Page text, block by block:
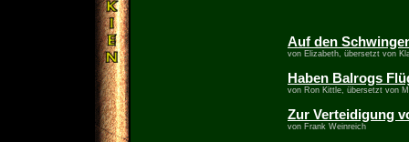
Auf den
von Elizabeth, übersetzt von
Haben Balrogs
von Ron Kittle, übersetzt von
Zur Verteidigung
von Frank Weinreich